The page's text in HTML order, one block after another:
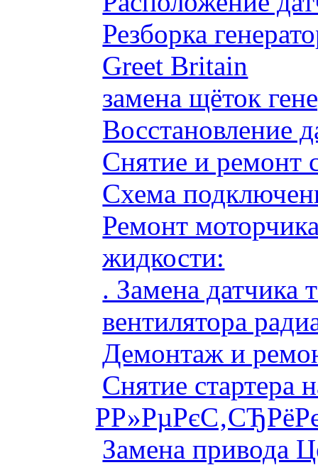
Резборка
Greet Britain
замена щёток
Восстановление
Снятие и ремонт
Схема
Ремонт
жидкости:
. Замена
вентилятора
Демонтаж и
Снятие
Замена привода